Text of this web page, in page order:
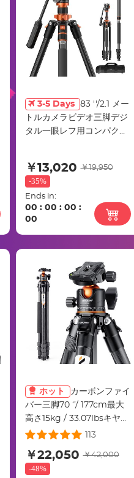
3-5 Days
83 ''/2.1 メー
トルカメラビデオ三脚デジ
タル一眼レフ用コンパクト
K234A7 + FH-03
￥13,020 ￥19,950
-35%
Ends in:
00 : 00 : 00 :
00
ホット
カーボンファイ
バー三脚70 ‘’/ 177cm最大
高さ15kg / 33.07lbsキヤノ
ンニコンソニーDSLRカメ
軽量トラベル三脚
A254C4+BH-35L（旧モデ
113
￥22,050 ￥42,000
-48%